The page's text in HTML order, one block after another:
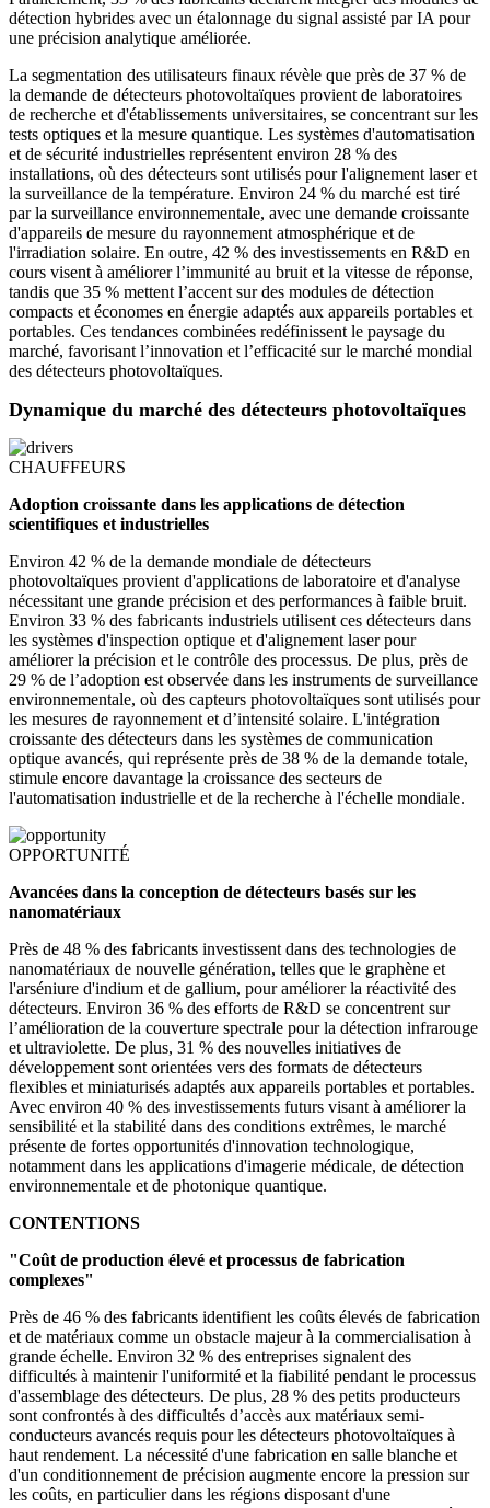
détection hybrides avec un étalonnage du signal assisté par IA pour
une précision analytique améliorée.
La segmentation des utilisateurs finaux révèle que près de 37 % de
la demande de détecteurs photovoltaïques provient de laboratoires
de recherche et d'établissements universitaires, se concentrant sur les
tests optiques et la mesure quantique. Les systèmes d'automatisation
et de sécurité industrielles représentent environ 28 % des
installations, où des détecteurs sont utilisés pour l'alignement laser et
la surveillance de la température. Environ 24 % du marché est tiré
par la surveillance environnementale, avec une demande croissante
d'appareils de mesure du rayonnement atmosphérique et de
l'irradiation solaire. En outre, 42 % des investissements en R&D en
cours visent à améliorer l’immunité au bruit et la vitesse de réponse,
tandis que 35 % mettent l’accent sur des modules de détection
compacts et économes en énergie adaptés aux appareils portables et
portables. Ces tendances combinées redéfinissent le paysage du
marché, favorisant l’innovation et l’efficacité sur le marché mondial
des détecteurs photovoltaïques.
Dynamique du marché des détecteurs photovoltaïques
CHAUFFEURS
Adoption croissante dans les applications de détection
scientifiques et industrielles
Environ 42 % de la demande mondiale de détecteurs
photovoltaïques provient d'applications de laboratoire et d'analyse
nécessitant une grande précision et des performances à faible bruit.
Environ 33 % des fabricants industriels utilisent ces détecteurs dans
les systèmes d'inspection optique et d'alignement laser pour
améliorer la précision et le contrôle des processus. De plus, près de
29 % de l’adoption est observée dans les instruments de surveillance
environnementale, où des capteurs photovoltaïques sont utilisés pour
les mesures de rayonnement et d’intensité solaire. L'intégration
croissante des détecteurs dans les systèmes de communication
optique avancés, qui représente près de 38 % de la demande totale,
stimule encore davantage la croissance des secteurs de
l'automatisation industrielle et de la recherche à l'échelle mondiale.
OPPORTUNITÉ
Avancées dans la conception de détecteurs basés sur les
nanomatériaux
Près de 48 % des fabricants investissent dans des technologies de
nanomatériaux de nouvelle génération, telles que le graphène et
l'arséniure d'indium et de gallium, pour améliorer la réactivité des
détecteurs. Environ 36 % des efforts de R&D se concentrent sur
l’amélioration de la couverture spectrale pour la détection infrarouge
et ultraviolette. De plus, 31 % des nouvelles initiatives de
développement sont orientées vers des formats de détecteurs
flexibles et miniaturisés adaptés aux appareils portables et portables.
Avec environ 40 % des investissements futurs visant à améliorer la
sensibilité et la stabilité dans des conditions extrêmes, le marché
présente de fortes opportunités d'innovation technologique,
notamment dans les applications d'imagerie médicale, de détection
environnementale et de photonique quantique.
CONTENTIONS
"Coût de production élevé et processus de fabrication
complexes"
Près de 46 % des fabricants identifient les coûts élevés de fabrication
et de matériaux comme un obstacle majeur à la commercialisation à
grande échelle. Environ 32 % des entreprises signalent des
difficultés à maintenir l'uniformité et la fiabilité pendant le processus
d'assemblage des détecteurs. De plus, 28 % des petits producteurs
sont confrontés à des difficultés d’accès aux matériaux semi-
conducteurs avancés requis pour les détecteurs photovoltaïques à
haut rendement. La nécessité d'une fabrication en salle blanche et
d'un conditionnement de précision augmente encore la pression sur
les coûts, en particulier dans les régions disposant d'une